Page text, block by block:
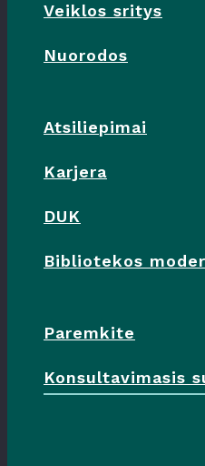
Veiklos sritys
Nuorodos
Atsiliepimai
Karjera
DUK
Bibliotekos
Paremkite
Konsultavimasis